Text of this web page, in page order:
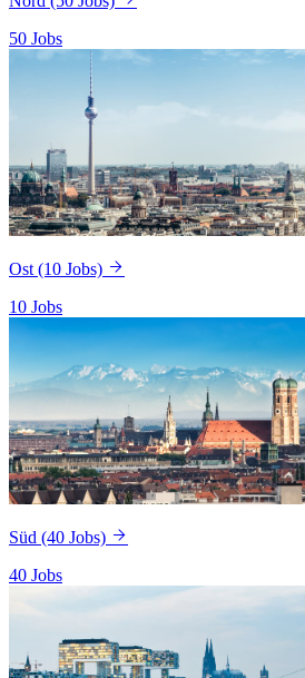
50 Jobs
Ost (10 Jobs)
10 Jobs
Süd (40 Jobs)
40 Jobs